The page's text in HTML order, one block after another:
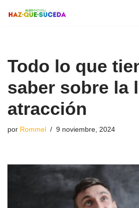
Todo lo que
saber sobre la
atracción
por Rommel 9 noviembre, 2024